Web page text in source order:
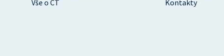
Vše o ČT
Kontakty